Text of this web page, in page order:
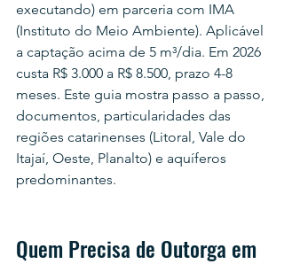
executando) em parceria com IMA
(Instituto do Meio Ambiente). Aplicável
a captação acima de 5 m³/dia. Em 2026
custa R$ 3.000 a R$ 8.500, prazo 4-8
meses. Este guia mostra passo a passo,
documentos, particularidades das
regiões catarinenses (Litoral, Vale do
Itajaí, Oeste, Planalto) e aquíferos
predominantes.
Quem Precisa de Outorga em